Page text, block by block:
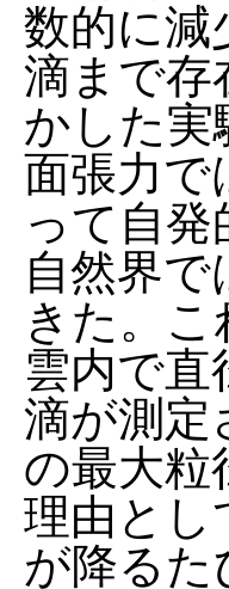
数的に減
滴まで存
かした実
面張力で
って自
自然界で
きた。
雲内で直
滴が測定
の最大粒
理由とし
が降るた